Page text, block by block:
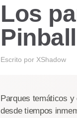
Los
Pinball
Escrito por XShadow
Parques temáticos y
desde tiempos